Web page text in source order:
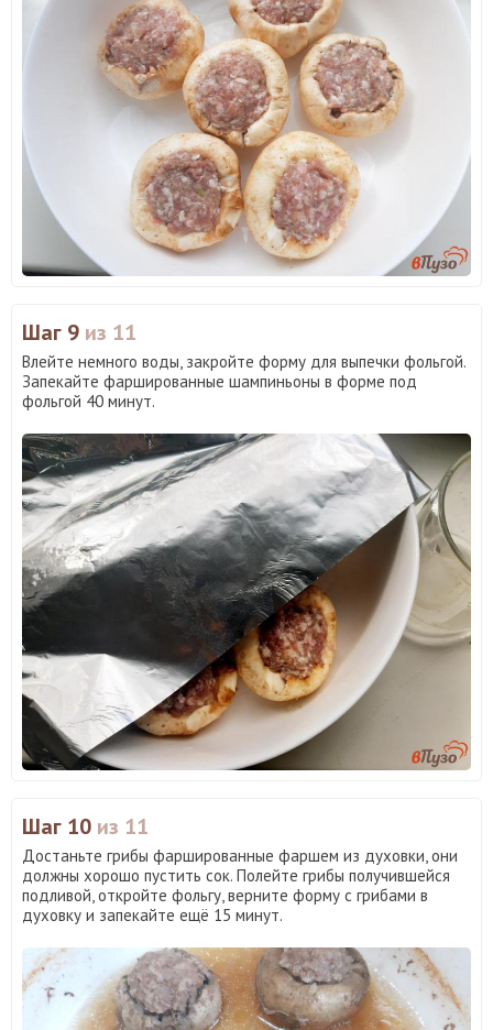
Шаг 9 из 11
Влейте немного воды, закройте форму для выпечки фольгой.
Запекайте фаршированные шампиньоны в форме под
фольгой 40 минут.
Шаг 10 из 11
Достаньте грибы фаршированные фаршем из духовки, они
должны хорошо пустить сок. Полейте грибы получившейся
подливой, откройте фольгу, верните форму с грибами в
духовку и запекайте ещё 15 минут.